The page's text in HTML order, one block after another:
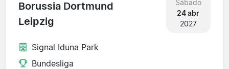
Borussia Dortmund
Leipzig
Sábado
24 abr
2027
Signal Iduna Park
Bundesliga